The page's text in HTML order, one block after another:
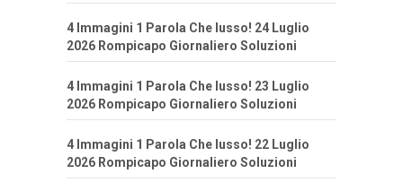
4 Immagini 1 Parola Che lusso! 24 Luglio
2026 Rompicapo Giornaliero Soluzioni
4 Immagini 1 Parola Che lusso! 23 Luglio
2026 Rompicapo Giornaliero Soluzioni
4 Immagini 1 Parola Che lusso! 22 Luglio
2026 Rompicapo Giornaliero Soluzioni